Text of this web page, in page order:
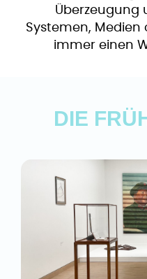
Überzeugung
Systemen, Medien
immer einen
DIE